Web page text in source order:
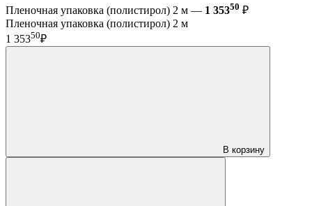
Пленочная упаковка (полистирол) 2 м — 1 35350 ₽
Пленочная упаковка (полистирол) 2 м
1 35350₽
В корзину